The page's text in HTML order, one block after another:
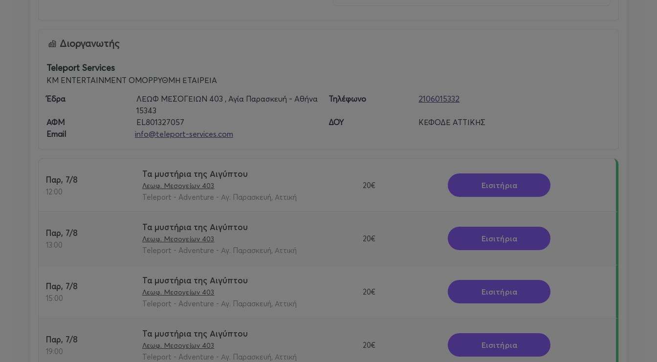
Διοργανωτής
Teleport Services
KM ENTERTAINMENT ΟΜΟΡΡΥΘΜΗ ΕΤΑΙΡΕΙΑ
Έδρα
ΛΕΩΦ ΜΕΣΟΓΕΙΩΝ 403 , Αγία Παρασκευή - Αθήνα
15343
Τηλέφωνο 2106015332
ΑΦΜ EL801327057 ΔΟΥ
ΚΕΦΟΔΕ ΑΤΤΙΚΗΣ
Email
info@teleport-services.com
Παρ, 7/8
12:00
Τα μυστήρια της Αιγύπτου
Λεωφ. Μεσογείων 403
Teleport - Adventure - Αγ. Παρασκευή, Αττική
20€ Εισιτήρια
Παρ, 7/8
13:00
Τα μυστήρια της Αιγύπτου
Λεωφ. Μεσογείων 403
Teleport - Adventure - Αγ. Παρασκευή, Αττική
20€ Εισιτήρια
Παρ, 7/8
15:00
Τα μυστήρια της Αιγύπτου
Λεωφ. Μεσογείων 403
Teleport - Adventure - Αγ. Παρασκευή, Αττική
20€ Εισιτήρια
Παρ, 7/8
19:00
Τα μυστήρια της Αιγύπτου
Λεωφ. Μεσογείων 403
Teleport - Adventure - Αγ. Παρασκευή, Αττική
20€ Εισιτήρια